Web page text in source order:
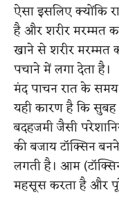
ऐसा इसलिए क्योंकि
है और शरीर मरम्मत
खाने से शरीर मरम्मत
पचाने में लगा देता है।
मंद पाचन रात के
यही कारण है कि
बदहजमी जैसी
की बजाय टॉक्सिन
लगती है। आम
महसूस करता है और